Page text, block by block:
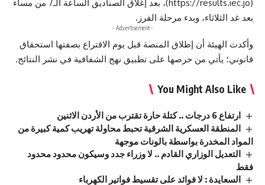
(
https://results.iec.jo
)، بعد إغلاق الصناديق الساعة الـ7 من مساء
بعد غد الثلاثاء، وبدء مرحلة الفرز.
- Advertisement -
وأكدت الهيئة أن إطلاق المنصة قبل يوم الاقتراع بصفتها استحقاق
قانوني؛ يأتي من حرصها على تطبيق نهج الشفافية في نشر النتائج.
You Might Also Like
ارتفاع 6 درجات .. كتلة حارة تقترب من الأردن الاثنين
المنطقة العسكرية الشرقية تحبط محاولة تهريب كمية كبيرة من
المواد المخدرة بواسطة بالونات موجهة
التعديل الوزاري القادم .. لا وزراء جدد وسيكون محدود محدود
فقط
السعايدة : لا فوائد على تقسيط فواتير الكهرباء